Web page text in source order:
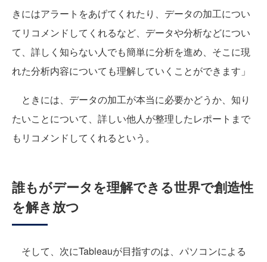
きにはアラートをあげてくれたり、データの加工につい
てリコメンドしてくれるなど、データや分析などについ
て、詳しく知らない人でも簡単に分析を進め、そこに現
れた分析内容についても理解していくことができます」
ときには、データの加工が本当に必要かどうか、知り
たいことについて、詳しい他人が整理したレポートまで
もリコメンドしてくれるという。
誰もがデータを理解できる世界で創造性
を解き放つ
そして、次にTableauが目指すのは、パソコンによる